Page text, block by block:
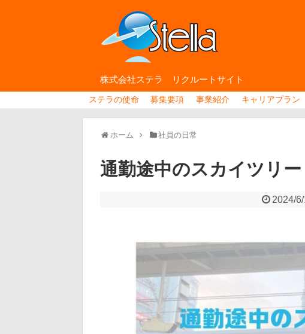
株式会社ステラ リクルートサイト
ステラの使命 募集要項 事業紹介 キャリアプラン
ホーム 社員の日常
通勤途中のスカイツリー
2024/